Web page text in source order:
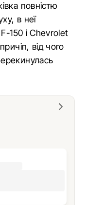
повністю
в неї
F-150 і Chevrolet
від чого